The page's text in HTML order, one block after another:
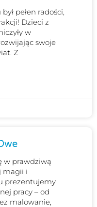
pełen radości,
Dzieci z
w
swoje
Z
w prawdziwą
magii i
prezentujemy
pracy – od
malowanie,